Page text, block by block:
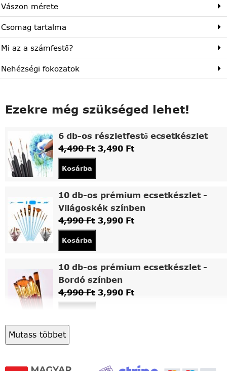
Vászon mérete
Csomag tartalma
Mi az a számfestő?
Nehézségi fokozatok
Ezekre még szükséged lehet!
6 db-os részletfestő ecsetkészlet
4,490Ft 3,490 Ft
Kosárba
10 db-os prémium ecsetkészlet -
Világoskék színben
4,990Ft 3,990 Ft
Kosárba
10 db-os prémium ecsetkészlet -
Bordó színben
4,990Ft 3,990 Ft
Asztali fa festőállvány
Mutass többet